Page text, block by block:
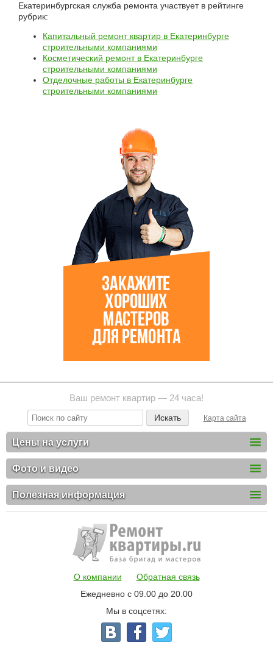
Екатеринбургская служба ремонта участвует в рейтинге
рубрик:
Капитальный ремонт квартир в Екатеринбурге
строительными компаниями
Косметический ремонт в Екатеринбурге
строительными компаниями
Отделочные работы в Екатеринбурге
строительными компаниями
Ваш ремонт квартир — 24 часа!
Карта сайта
Цены на услуги
Фото и видео
Полезная информация
О компании
Обратная связь
Ежедневно с 09.00 до 20.00
Мы в соцсетях: